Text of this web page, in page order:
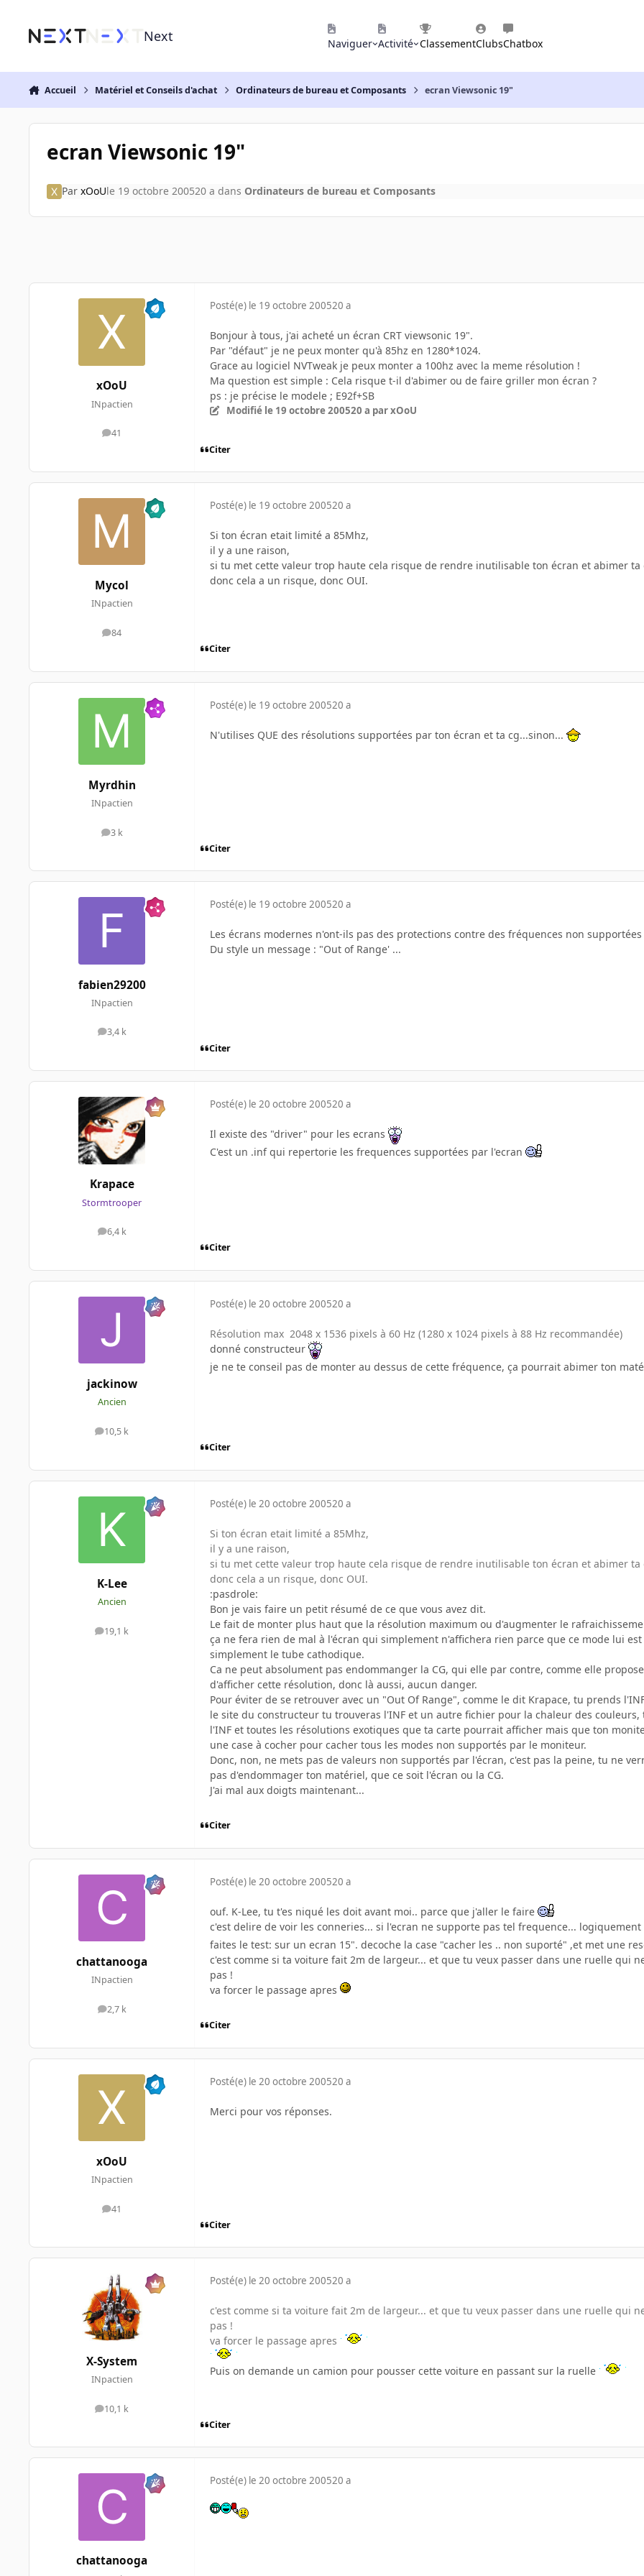
Next Naviguer Activité ClassementClubsChatbox
Accueil Matériel et Conseils d'achat Ordinateurs de bureau et Composants ecran Viewsonic 19"
ecran Viewsonic 19"
Par xOoUle 19 octobre 200520 a dans Ordinateurs de bureau et Composants
xOoU
INpactien
41
messages
Posté(e) le 19 octobre 200520 a
Bonjour à tous, j'ai acheté un écran CRT viewsonic 19".
Par "défaut" je ne peux monter qu'à 85hz en 1280*1024.
Grace au logiciel NVTweak je peux monter a 100hz avec la meme résolution !
Ma question est simple : Cela risque t-il d'abimer ou de faire griller mon écran ?
ps : je précise le modele ; E92f+SB
Modifié le 19 octobre 200520 a par xOoU
Citer
Mycol
INpactien
84
messages
Posté(e) le 19 octobre 200520 a
Si ton écran etait limité a 85Mhz,
il y a une raison,
si tu met cette valeur trop haute cela risque de rendre inutilisable ton écran et abimer
donc cela a un risque, donc OUI.
Citer
Myrdhin
INpactien
3 k
messages
Posté(e) le 19 octobre 200520 a
N'utilises QUE des résolutions supportées par ton écran et ta cg...sinon...
Citer
fabien29200
INpactien
3,4 k
messages
Posté(e) le 19 octobre 200520 a
Les écrans modernes n'ont-ils pas des protections contre des fréquences non supportées
Du style un message : "Out of Range' ...
Citer
Krapace
Stormtrooper
6,4 k
messages
Posté(e) le 20 octobre 200520 a
Il existe des "driver" pour les ecrans
C'est un .inf qui repertorie les frequences supportées par l'ecran
Citer
jackinow
Ancien
10,5 k
messages
Posté(e) le 20 octobre 200520 a
Résolution max 2048 x 1536 pixels à 60 Hz (1280 x 1024 pixels à 88 Hz recommandée)
donné constructeur
je ne te conseil pas de monter au dessus de cette fréquence, ça pourrait abimer ton
Citer
K-Lee
Ancien
19,1 k
messages
Posté(e) le 20 octobre 200520 a
Si ton écran etait limité a 85Mhz,
il y a une raison,
si tu met cette valeur trop haute cela risque de rendre inutilisable ton écran et abimer
donc cela a un risque, donc OUI.
:pasdrole:
Bon je vais faire un petit résumé de ce que vous avez dit.
Le fait de monter plus haut que la résolution maximum ou d'augmenter le
ça ne fera rien de mal à l'écran qui simplement n'affichera rien parce que ce mode lui
simplement le tube cathodique.
Ca ne peut absolument pas endommanger la CG, qui elle par contre, comme elle
d'afficher cette résolution, donc là aussi, aucun danger.
Pour éviter de se retrouver avec un "Out Of Range", comme le dit Krapace, tu prends
le site du constructeur tu trouveras l'INF et un autre fichier pour la chaleur des
l'INF et toutes les résolutions exotiques que ta carte pourrait afficher mais que ton
une case à cocher pour cacher tous les modes non supportés par le moniteur.
Donc, non, ne mets pas de valeurs non supportés par l'écran, c'est pas la peine, tu ne
pas d'endommager ton matériel, que ce soit l'écran ou la CG.
J'ai mal aux doigts maintenant...
Citer
chattanooga
INpactien
2,7 k
messages
Posté(e) le 20 octobre 200520 a
ouf. K-Lee, tu t'es niqué les doit avant moi.. parce que j'aller le faire
c'est delire de voir les conneries... si l'ecran ne supporte pas tel frequence...
faites le test: sur un ecran 15". decoche la case "cacher les .. non suporté" ,et met une
c'est comme si ta voiture fait 2m de largeur... et que tu veux passer dans une ruelle qui
pas !
va forcer le passage apres
Citer
xOoU
INpactien
41
messages
Posté(e) le 20 octobre 200520 a
Merci pour vos réponses.
Citer
X-System
INpactien
10,1 k
messages
Posté(e) le 20 octobre 200520 a
c'est comme si ta voiture fait 2m de largeur... et que tu veux passer dans une ruelle qui
pas !
va forcer le passage apres
Puis on demande un camion pour pousser cette voiture en passant sur la ruelle
Citer
chattanooga
Posté(e) le 20 octobre 200520 a